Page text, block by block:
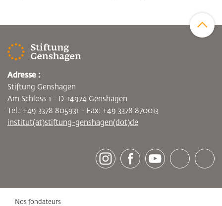
[socialLinksTitle]
Adresse :
Stiftung Genshagen
Am Schloss 1 - D-14974 Genshagen
Tel.: +49 3378 805931 - Fax: +49 3378 870013
institut(at)stiftung-genshagen(dot)de
Nos fondateurs